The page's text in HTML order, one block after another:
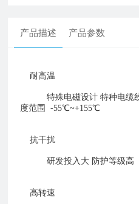
产品描述 产品参数
耐高温
特殊电磁设计 特种电缆线
度范围 -55℃~+155℃
抗干扰
研发投入大 防护等级高
高转速